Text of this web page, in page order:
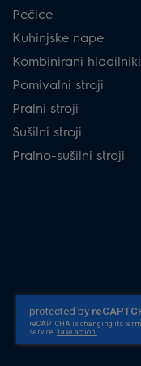
Pečice
Kuhinjske nape
Kombinirani hladilniki
Pomivalni stroji
Pralni stroji
Sušilni stroji
Pralno-sušilni stroji